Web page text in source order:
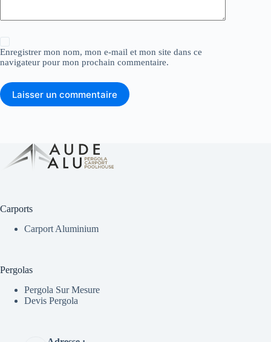
Enregistrer mon nom, mon e-mail et mon site dans ce
navigateur pour mon prochain commentaire.
Laisser un commentaire
Carports
Carport Aluminium
Pergolas
Pergola Sur Mesure
Devis Pergola